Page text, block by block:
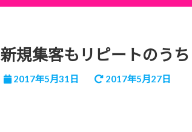
新規集客もリピートのうち
2017年5月31日 2017年5月27日